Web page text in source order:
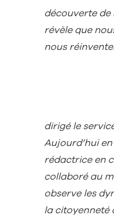
découverte de
révèle que
nous
dirigé le
Aujourd’hui
rédactrice en
collaboré au
observe les
la citoyenneté